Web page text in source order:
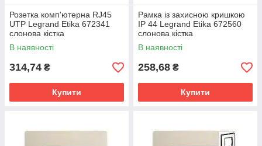
Розетка комп'ютерна RJ45
UTP Legrand Etika 672341
слонова кістка
В наявності
314,74 ₴
Купити
Рамка із захисною кришкою
IP 44 Legrand Etika 672560
слонова кістка
В наявності
258,68 ₴
Купити